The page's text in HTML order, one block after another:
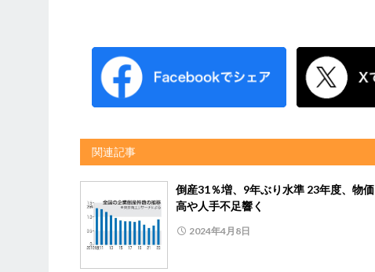
関連記事
倒産31％増、9年ぶり水準 23年度、物価
高や人手不足響く
2024年4月8日